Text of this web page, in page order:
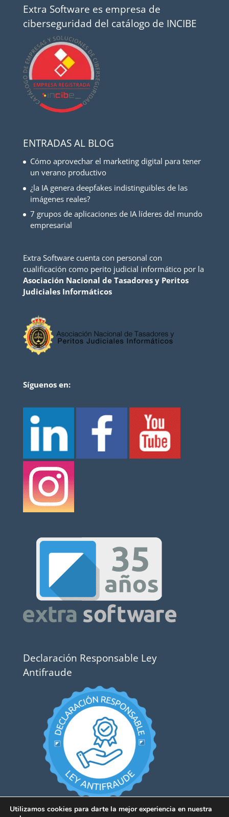
Extra Software es empresa de
ciberseguridad del catálogo de INCIBE
ENTRADAS AL BLOG
Cómo aprovechar el marketing digital para tener
un verano productivo
¿la IA genera deepfakes indistinguibles de las
imágenes reales?
7 grupos de aplicaciones de IA líderes del mundo
empresarial
Extra Software cuenta con personal con
cualificación como perito judicial informático por la
Asociación Nacional de Tasadores y Peritos
Judiciales Informáticos
Síguenos en:
Declaración Responsable Ley
Antifraude
Utilizamos cookies para darte la mejor experiencia en nuestra